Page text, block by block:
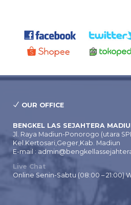
OUR OFFICE
BENGKEL LAS SEJAHTERA
Jl. Raya Madiun-Ponorogo (utara
Kel.Kertosari,Geger,Kab. Madiun
E-mail :
Live Chat
Online Senin-Sabtu (08:00 – 21:00)